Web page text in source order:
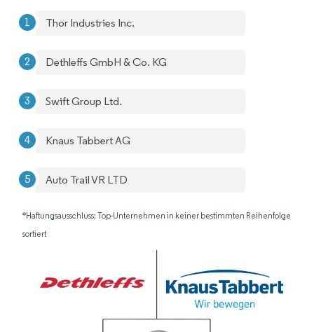
Thor Industries Inc.
Dethleffs GmbH & Co. KG
Swift Group Ltd.
Knaus Tabbert AG
Auto Trail VR LTD
*Haftungsausschluss: Top-Unternehmen in keiner bestimmten Reihenfolge
sortiert